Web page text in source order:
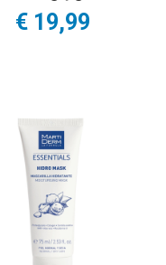
€ 19,99